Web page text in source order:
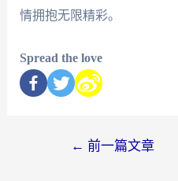
情拥抱无限精彩。
Spread the love
← 前一篇文章